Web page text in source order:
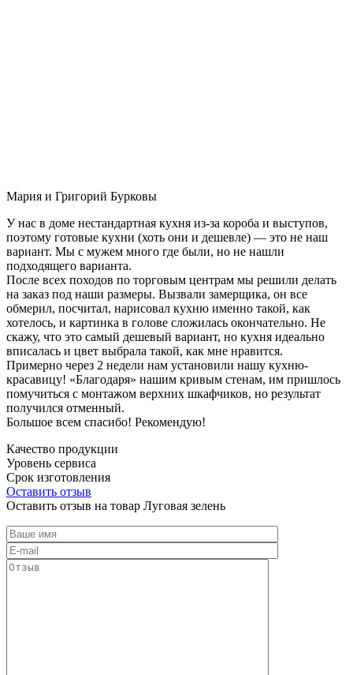
Мария и Григорий Бурковы
У нас в доме нестандартная кухня из-за короба и выступов,
поэтому готовые кухни (хоть они и дешевле) — это не наш
вариант. Мы с мужем много где были, но не нашли
подходящего варианта.
После всех походов по торговым центрам мы решили делать
на заказ под наши размеры. Вызвали замерщика, он все
обмерил, посчитал, нарисовал кухню именно такой, как
хотелось, и картинка в голове сложилась окончательно. Не
скажу, что это самый дешевый вариант, но кухня идеально
вписалась и цвет выбрала такой, как мне нравится.
Примерно через 2 недели нам установили нашу кухню-
красавицу! «Благодаря» нашим кривым стенам, им пришлось
помучиться с монтажом верхних шкафчиков, но результат
получился отменный.
Большое всем спасибо! Рекомендую!
Качество продукции
Уровень сервиса
Срок изготовления
Оставить отзыв
Оставить отзыв на товар Луговая зелень